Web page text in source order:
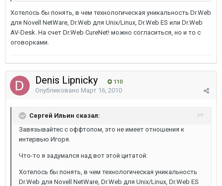
Хотелось бы понять, в чем технологическая уникальность Dr.Web
для Novell NetWare, Dr.Web для Unix/Linuх, Dr.Web ES или Dr.Web
AV-Desk. На счет Dr.Web CureNet! можно согласиться, но и то с
оговорками.
Denis Lipnicky 110
Опубликовано Март 16, 2010
Сергей Ильин сказал:
Завязывайтес с оффтопом, это не имеет отношения к
интервью Игоря.
Что-то я задумался над вот этой цитатой:
Хотелось бы понять, в чем технологическая уникальность
Dr.Web для Novell NetWare, Dr.Web для Unix/Linuх, Dr.Web ES